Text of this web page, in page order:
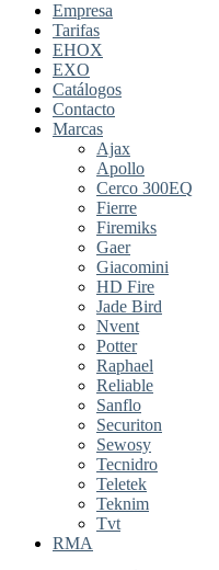
Empresa
Tarifas
EHOX
EXO
Catálogos
Contacto
Marcas
Ajax
Apollo
Cerco 300EQ
Fierre
Firemiks
Gaer
Giacomini
HD Fire
Jade Bird
Nvent
Potter
Raphael
Reliable
Sanflo
Securiton
Sewosy
Tecnidro
Teletek
Teknim
Tvt
RMA